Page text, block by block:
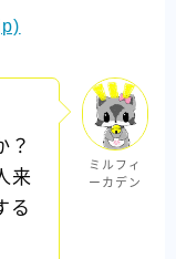
？
来
る
ミルフィ
ーカデン